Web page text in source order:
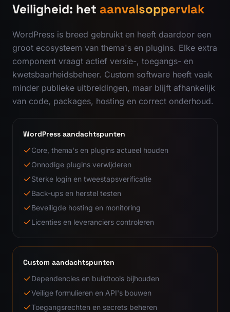
Veiligheid: het aanvalsoppervlak
WordPress is breed gebruikt en heeft daardoor een
groot ecosysteem van thema's en plugins. Elke extra
component vraagt actief versie-, toegangs- en
kwetsbaarheidsbeheer. Custom software heeft vaak
minder publieke uitbreidingen, maar blijft afhankelijk
van code, packages, hosting en correct onderhoud.
WordPress aandachtspunten
Core, thema's en plugins actueel houden
Onnodige plugins verwijderen
Sterke login en tweestapsverificatie
Back-ups en herstel testen
Beveiligde hosting en monitoring
Licenties en leveranciers controleren
Custom aandachtspunten
Dependencies en buildtools bijhouden
Veilige formulieren en API's bouwen
Toegangsrechten en secrets beheren